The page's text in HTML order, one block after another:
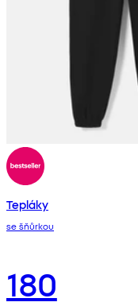
Tepláky
se šňůrkou
180